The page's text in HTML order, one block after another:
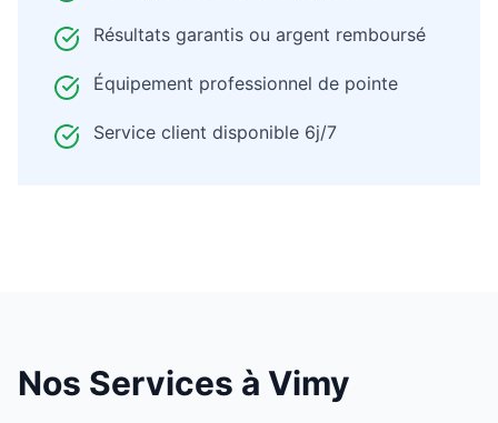
Résultats garantis ou argent remboursé
Équipement professionnel de pointe
Service client disponible 6j/7
Nos Services à Vimy